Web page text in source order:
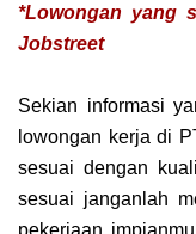
*Lowongan yang
Jobstreet
Sekian informasi
lowongan kerja di
sesuai dengan
sesuai janganlah
pekerjaan